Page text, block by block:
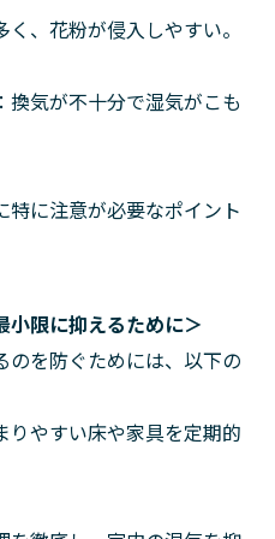
く、花粉が侵入しやすい。
：換気が不十分で湿気がこも
特に注意が必要なポイント
小限に抑えるために＞
を防ぐためには、以下の
りやすい床や家具を定期的